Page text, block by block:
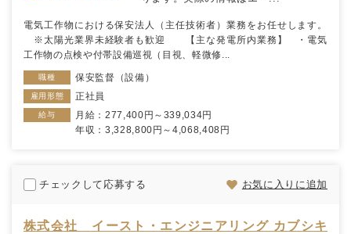
電気工作物における保安法人（主任技術者）業務をお任せします。
※太陽光業界未経験者も歓迎 【主な発電所内業務】 ・電気
工作物の点検や付帯設備巡視（目視、軽微修...
職種 保安監督（設備）
雇用形態 正社員
給与
月給：277,400円～339,034円
年収：3,328,800円～4,068,408円
チェックして応募する お気に入りに追加
株式会社 イースト・エンジニアリング カブシキ